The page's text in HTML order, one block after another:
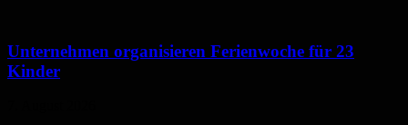
Unternehmen organisieren Ferienwoche für 23
Kinder